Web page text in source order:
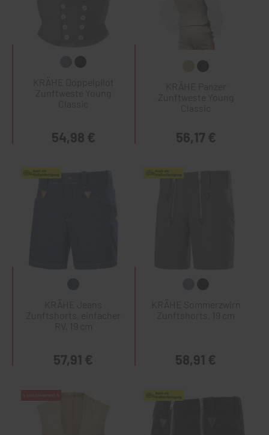
KRÄHE Doppelpilot
Zunftweste Young
54,98 €
KRÄHE Panzer
Zunftweste Young
56,17 €
KRÄHE Jeans
Zunftshorts, einfacher
RV, 19 cm
57,91 €
KRÄHE Sommerzwirn
Zunftshorts, 19 cm
58,91 €